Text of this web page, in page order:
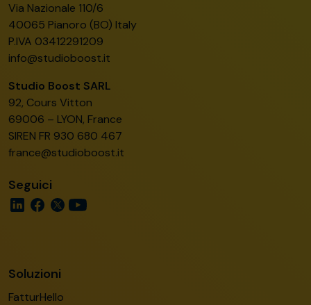
Via Nazionale 110/6
40065 Pianoro (BO) Italy
P.IVA 03412291209
info@studioboost.it
Studio Boost SARL
92, Cours Vitton
69006 – LYON, France
SIREN FR 930 680 467
france@studioboost.it
Seguici
Soluzioni
FatturHello